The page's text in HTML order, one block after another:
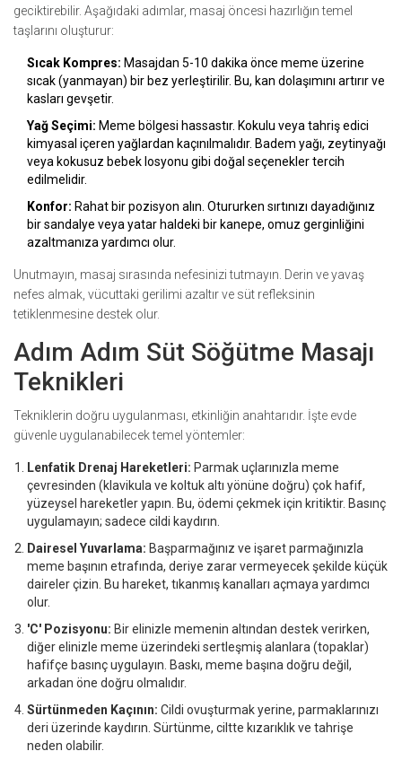
geciktirebilir. Aşağıdaki adımlar, masaj öncesi hazırlığın temel
taşlarını oluşturur:
Sıcak Kompres: Masajdan 5-10 dakika önce meme üzerine
sıcak (yanmayan) bir bez yerleştirilir. Bu, kan dolaşımını artırır ve
kasları gevşetir.
Yağ Seçimi: Meme bölgesi hassastır. Kokulu veya tahriş edici
kimyasal içeren yağlardan kaçınılmalıdır. Badem yağı, zeytinyağı
veya kokusuz bebek losyonu gibi doğal seçenekler tercih
edilmelidir.
Konfor: Rahat bir pozisyon alın. Otururken sırtınızı dayadığınız
bir sandalye veya yatar haldeki bir kanepe, omuz gerginliğini
azaltmanıza yardımcı olur.
Unutmayın, masaj sırasında nefesinizi tutmayın. Derin ve yavaş
nefes almak, vücuttaki gerilimi azaltır ve süt refleksinin
tetiklenmesine destek olur.
Adım Adım Süt Söğütme Masajı
Teknikleri
Tekniklerin doğru uygulanması, etkinliğin anahtarıdır. İşte evde
güvenle uygulanabilecek temel yöntemler:
Lenfatik Drenaj Hareketleri: Parmak uçlarınızla meme
çevresinden (klavikula ve koltuk altı yönüne doğru) çok hafif,
yüzeysel hareketler yapın. Bu, ödemi çekmek için kritiktir. Basınç
uygulamayın; sadece cildi kaydırın.
Dairesel Yuvarlama: Başparmağınız ve işaret parmağınızla
meme başının etrafında, deriye zarar vermeyecek şekilde küçük
daireler çizin. Bu hareket, tıkanmış kanalları açmaya yardımcı
olur.
'C' Pozisyonu: Bir elinizle memenin altından destek verirken,
diğer elinizle meme üzerindeki sertleşmiş alanlara (topaklar)
hafifçe basınç uygulayın. Baskı, meme başına doğru değil,
arkadan öne doğru olmalıdır.
Sürtünmeden Kaçının: Cildi ovuşturmak yerine, parmaklarınızı
deri üzerinde kaydırın. Sürtünme, ciltte kızarıklık ve tahrişe
neden olabilir.